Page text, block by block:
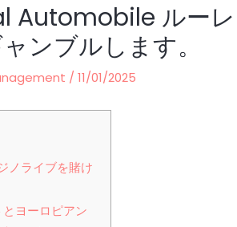
Automobile ルー
ンブルします。
/11/01/2025
ノライブを賭け
ヨーロピアン